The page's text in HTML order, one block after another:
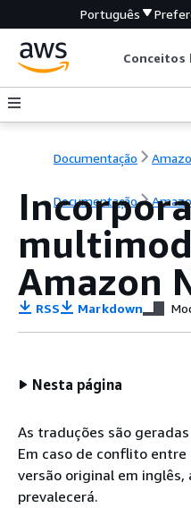
Português
Conceitos
Documentação
Documentação
Amazon
RSS Markdown
Nesta página
As traduções são
Em caso de conflito
versão original em inglês,
prevalecerá.